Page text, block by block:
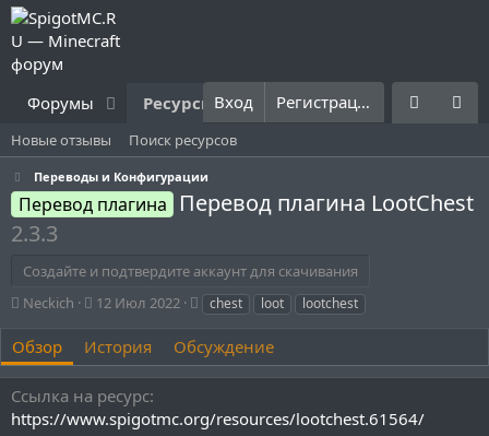
Форумы Ресурсы Что нового? Правила
Вход Регистрация
Новые отзывы Поиск ресурсов
Переводы и Конфигурации
Перевод плагина
Перевод плагина LootChest
2.3.3
Создайте и подтвердите аккаунт для скачивания
А
т
о
р
Neckich
Д
т
а
с
о
з
12 Июл 2022
Т
г
и
chest loot lootchest
Обзор История Обсуждение
Ссылка на ресурс
https://www.spigotmc.org/resources/lootchest.61564/